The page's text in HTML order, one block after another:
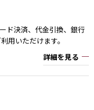
ド決済、代金引換、銀行
用いただけます。
詳細を見る